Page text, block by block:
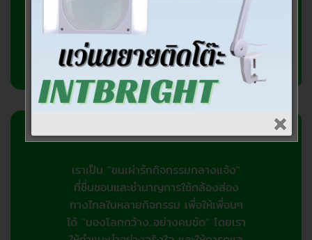
เราเป็น "ชนเผ่ารักกิจกรรมกลางแจ้ง"
ที่ชื่นชอบและชำนาญการใช้กล้องส่อง
ทางไกลในหลายกิจกรรม เพื่อให้เพื่อนๆ
ได้ "มองโลกกว้าง..อย่างคมชัด" โดยเรา